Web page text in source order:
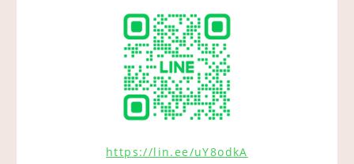
https://lin.ee/uY8odkA